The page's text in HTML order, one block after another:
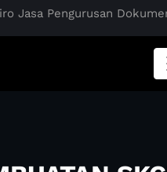
Jasa Pengurusan